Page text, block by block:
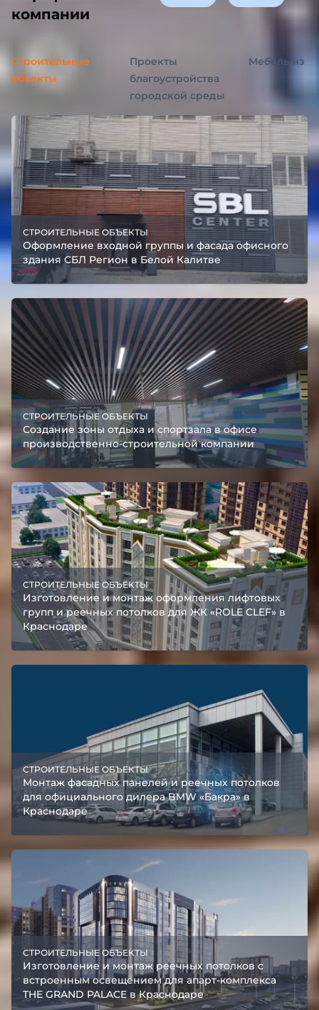
компании
Строительные
объекты
Проекты
благоустройства
городской среды
Мебель из
СТРОИТЕЛЬНЫЕ ОБЪЕКТЫ
Оформление входной группы и фасада офисного
здания СБЛ Регион в Белой Калитве
СТРОИТЕЛЬНЫЕ ОБЪЕКТЫ
Создание зоны отдыха и спортзала в офисе
производственно-строительной компании
СТРОИТЕЛЬНЫЕ ОБЪЕКТЫ
Изготовление и монтаж оформления лифтовых
групп и реечных потолков для ЖК «ROLE CLEF» в
Краснодаре
СТРОИТЕЛЬНЫЕ ОБЪЕКТЫ
Монтаж фасадных панелей и реечных потолков
для официального дилера BMW «Бакра» в
Краснодаре
СТРОИТЕЛЬНЫЕ ОБЪЕКТЫ
Изготовление и монтаж реечных потолков с
встроенным освещением для апарт-комплекса
THE GRAND PALACE в Краснодаре